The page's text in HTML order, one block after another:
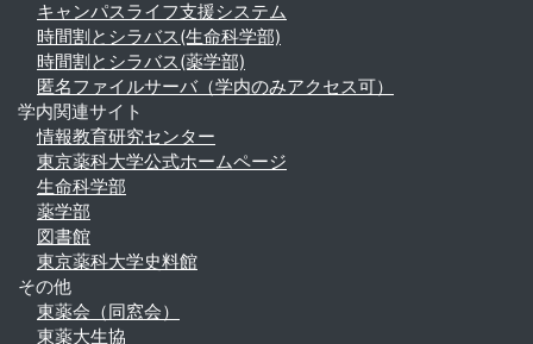
キャンパスライフ支援システム
時間割とシラバス(生命科学部)
時間割とシラバス(薬学部)
匿名ファイルサーバ（学内のみアクセス可）
学内関連サイト
情報教育研究センター
東京薬科大学公式ホームページ
生命科学部
薬学部
図書館
東京薬科大学史料館
その他
東薬会（同窓会）
東薬大生協